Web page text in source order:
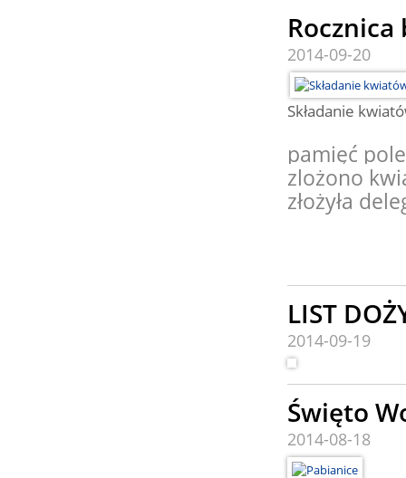
2014-09-20
Składanie
pamięć
zlożono
złożyła
LIST
2014-09-19
Święto
2014-08-18